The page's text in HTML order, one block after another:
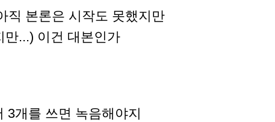
직 본론은 시작도 못했지만
만...) 이건 대본인가
개를 쓰면 녹음해야지